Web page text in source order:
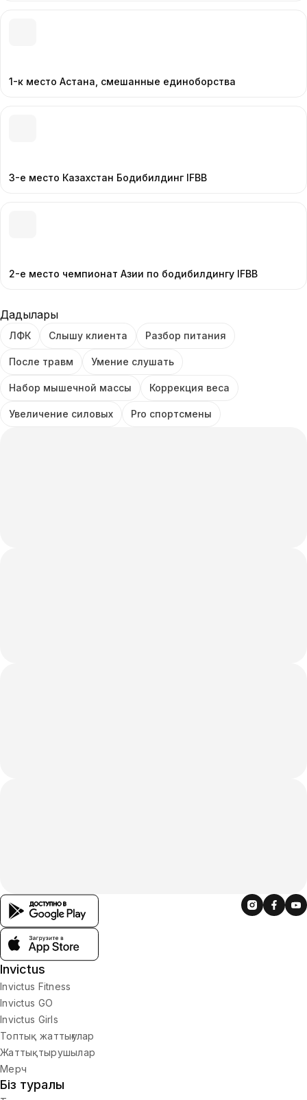
1-к место Астана, смешанные единоборства
3-е место Казахстан Бодибилдинг IFBB
2-е место чемпионат Азии по бодибилдингу IFBB
Дағдылары
ЛФК Слышу клиента Разбор питания
После травм Умение слушать
Набор мышечной массы Коррекция веса
Увеличение силовых Pro спортсмены
Invictus
Invictus Fitness
Invictus GO
Invictus Girls
Топтық жаттығулар
Жаттықтырушылар
Мерч
Біз туралы